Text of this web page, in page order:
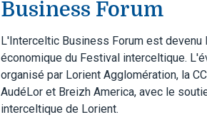
Business Forum
L'Interceltic Business Forum est devenu
économique du Festival interceltique.
organisé par Lorient Agglomération, la
AudéLor et Breizh America, avec le
interceltique de Lorient.